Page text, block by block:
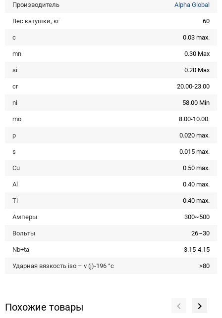
Производитель Alpha Global
Вес катушки, кг 60
c 0.03 max.
mn 0.30 Max
si 0.20 Max
cr 20.00-23.00
ni 58.00 Min
mo 8.00-10.00.
p 0.020 max.
s 0.015 max.
Cu 0.50 max.
Al 0.40 max.
Ti 0.40 max.
Амперы 300~500
Вольты 26~30
Nb+ta 3.15-4.15
Ударная вязкость iso – v (j)-196 °c >80
Похожие товары